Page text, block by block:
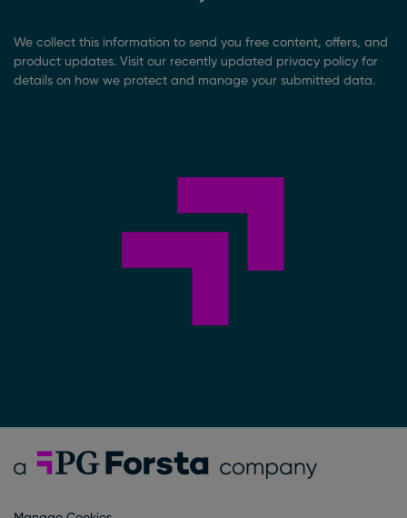
We collect this information to send you free content, offers, and
product updates. Visit our recently updated privacy policy for
details on how we protect and manage your submitted data.
Forsta Deutsch